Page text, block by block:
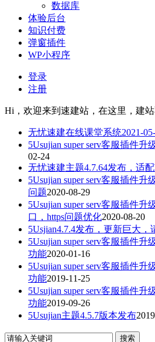
数据库
体验后台
知识付费
弹窗插件
WP小程序
登录
注册
Hi，欢迎来到速建站，在这里，建
无忧速建在线课堂系统2021-
5Usujian super serv客服插件升
02-24
无忧速建主题4.7.64发布，适配
5Usujian super serv客服插件升
问题2020-08-29
5Usujian super serv客服插件升
口，https问题优化2020-08-20
5Usjian4.7.4发布，更新巨大，
5Usujian super serv客服插件升
功能2020-01-16
5Usujian super serv客服插件升
功能2019-11-25
5Usujian super serv客服插件
功能2019-09-26
5Usujian主题4.5.7版本发布